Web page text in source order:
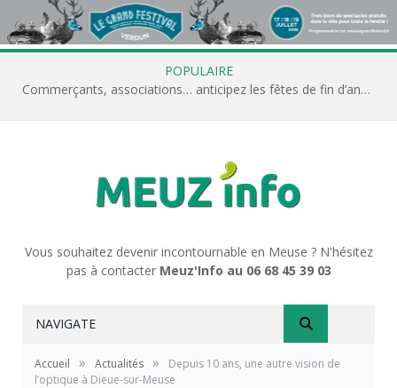
POPULAIRE
Commerçants, associations… anticipez les fêtes de fin d’année avec Meuz’Info
Vous souhaitez devenir incontournable en Meuse ? N'hésitez
pas à contacter Meuz'Info au 06 68 45 39 03
NAVIGATE
Accueil » Actualités »
Depuis 10 ans, une autre vision de
l’optique à Dieue-sur-Meuse